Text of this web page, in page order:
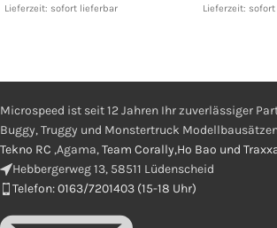
Lieferzeit: sofort lieferbar
Lieferzeit:
Microspeed ist seit 12 Jahren Ihr zuverlässiger
Buggy, Truggy und Monstertruck
Tekno RC ,Agama,Team Corally,Ho Bao und
Hebbergerweg 13, 58511 Lüdenscheid
Telefon: 0163/7201403 (15-18 Uhr)